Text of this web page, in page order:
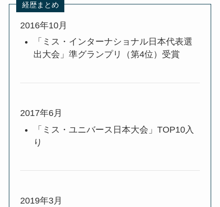
経歴まとめ
2016年10月
「ミス・インターナショナル日本代表選
出大会」準グランプリ（第4位）受賞
2017年6月
「ミス・ユニバース日本大会」TOP10入
り
2019年3月